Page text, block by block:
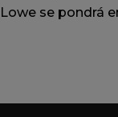
Lowe se pondrá